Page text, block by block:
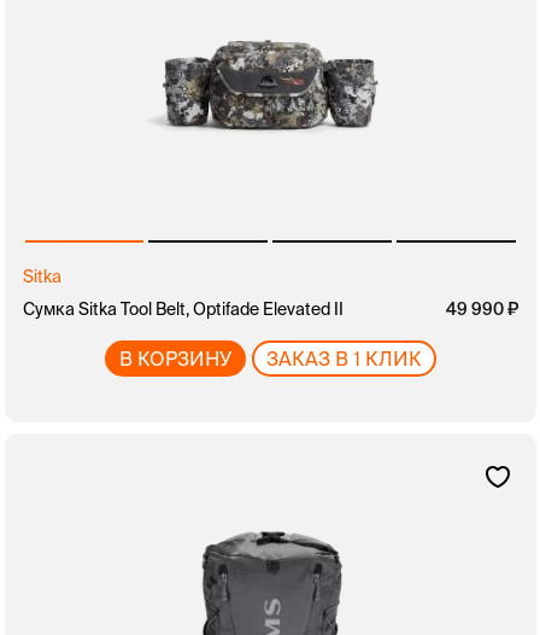
Sitka
Сумка Sitka Tool Belt, Optifade Elevated II
49 990
В КОРЗИНУ ЗАКАЗ В 1 КЛИК